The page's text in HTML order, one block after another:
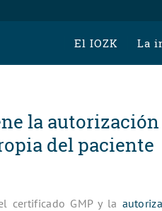
El IOZK La
la
del paciente
certificado GMP y la